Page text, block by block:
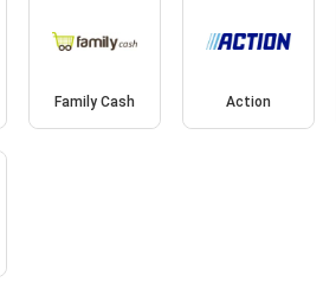
Family Cash Action